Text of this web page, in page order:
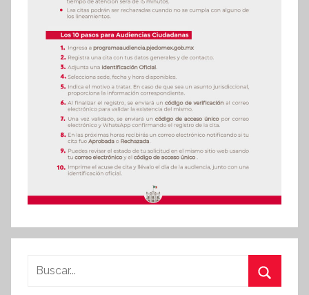
Buscar: